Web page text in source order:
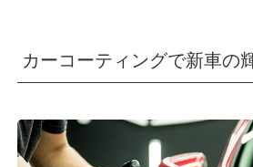
カーコーティングで新車の